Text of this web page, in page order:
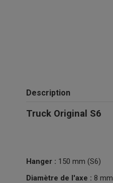
Description
Truck Original S6
Hanger : 150 mm (S6)
Diamètre de l'axe : 8 mm